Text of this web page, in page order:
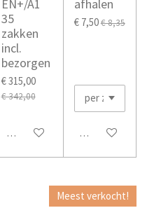
EN+/A1
35
zakken
incl.
bezorgen
€ 315,00
€ 342,00
In winkelwagen
afhalen
€ 7,50€ 8,35
In winkelwagen
Meest verkocht!